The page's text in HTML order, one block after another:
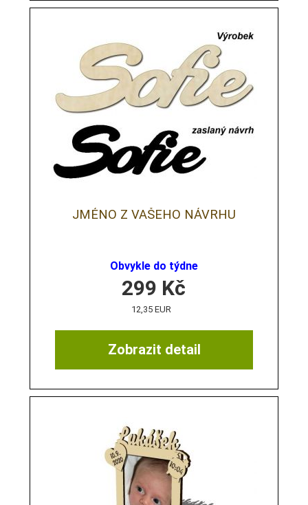
JMÉNO Z VAŠEHO NÁVRHU
Obvykle do týdne
Zobrazit detail
299 Kč
12,35 EUR